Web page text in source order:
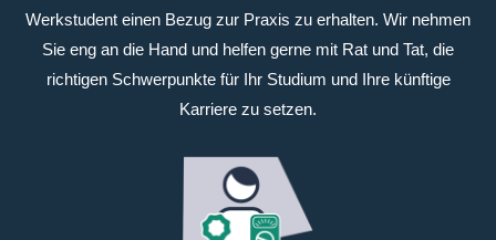
Werkstudent einen Bezug zur Praxis zu erhalten. Wir nehmen
Sie eng an die Hand und helfen gerne mit Rat und Tat, die
richtigen Schwerpunkte für Ihr Studium und Ihre künftige
Karriere zu setzen.